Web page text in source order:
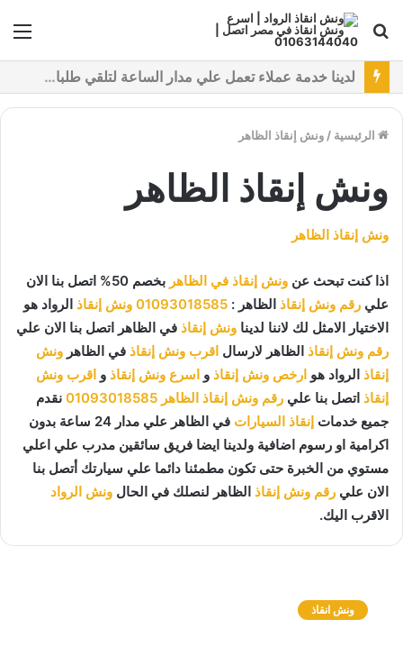
بحث
عن
نقدم خدمات متعددة لدفع خدمة ونش انقاذ سيارات باستخدام طرق دفع متعددة كما نتميز بتقديم أرخص سعر و أعلي جوده
الرئيسية / ونش إنقاذ الظاهر
ونش إنقاذ الظاهر
ونش إنقاذ الظاهر
اذا كنت تبحث عن ونش إنقاذ في الظاهر
بخصم 50% اتصل بنا الان
علي رقم ونش إنقاذ الظاهر : 01093018585 ونش إنقاذ الرواد هو
الاختيار الامثل لك لاننا لدينا ونش إنقاذ في الظاهر اتصل بنا الان علي
رقم ونش إنقاذ الظاهر لارسال اقرب ونش إنقاذ في الظاهر ونش
إنقاذ الرواد هو ارخص ونش إنقاذ و اسرع ونش إنقاذ و اقرب ونش
إنقاذ اتصل بنا علي رقم ونش إنقاذ الظاهر 01093018585 نقدم
جميع خدمات إنقاذ السيارات
في الظاهر علي مدار 24 ساعة بدون
اكرامية او رسوم اضافية ولدينا ايضا فريق سائقين مدرب علي اعلي
مستوي من الخبرة حتى تكون مطمئنا دائما علي سيارتك أتصل بنا
الان علي رقم ونش إنقاذ الظاهر لنصلك في الحال ونش الرواد
الاقرب اليك.
ونش انقاذ